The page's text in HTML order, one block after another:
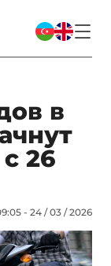
в
26
- 24 / 03 / 2026